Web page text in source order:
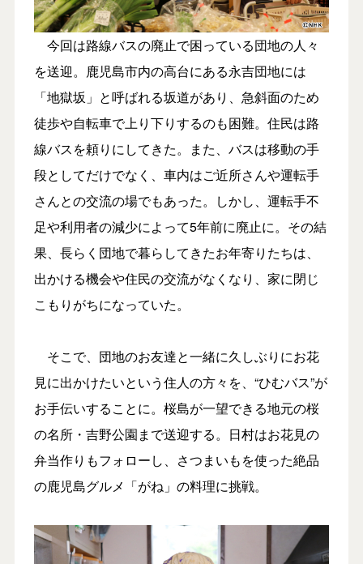
今回は路線バスの廃止で困っている団地の人々
を送迎。鹿児島市内の高台にある永吉団地には
「地獄坂」と呼ばれる坂道があり、急斜面のため
徒歩や自転車で上り下りするのも困難。住民は路
線バスを頼りにしてきた。また、バスは移動の手
段としてだけでなく、車内はご近所さんや運転手
さんとの交流の場でもあった。しかし、運転手不
足や利用者の減少によって5年前に廃止に。その結
果、長らく団地で暮らしてきたお年寄りたちは、
出かける機会や住民の交流がなくなり、家に閉じ
こもりがちになっていた。
そこで、団地のお友達と一緒に久しぶりにお花
見に出かけたいという住人の方々を、“ひむバス”が
お手伝いすることに。桜島が一望できる地元の桜
の名所・吉野公園まで送迎する。日村はお花見の
弁当作りもフォローし、さつまいもを使った絶品
の鹿児島グルメ「がね」の料理に挑戦。